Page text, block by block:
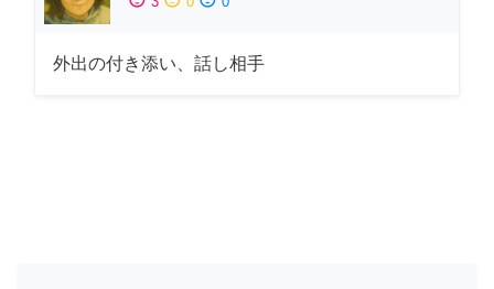
外出の付き添い、話し相手